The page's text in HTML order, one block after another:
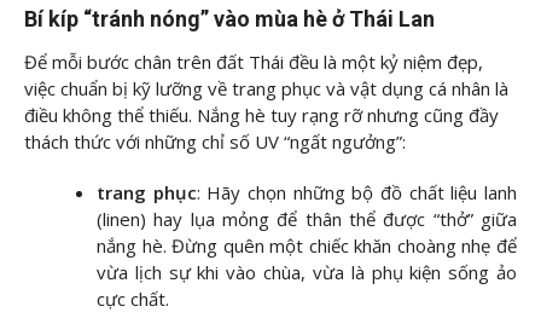
Bí kíp “tránh nóng” vào mùa hè ở Thái Lan
Để mỗi bước chân trên đất Thái đều là một kỷ niệm đẹp,
việc chuẩn bị kỹ lưỡng về trang phục và vật dụng cá nhân là
điều không thể thiếu. Nắng hè tuy rạng rỡ nhưng cũng đầy
thách thức với những chỉ số UV “ngất ngưởng”:
trang phục: Hãy chọn những bộ đồ chất liệu lanh
(linen) hay lụa mỏng để thân thể được “thở” giữa
nắng hè. Đừng quên một chiếc khăn choàng nhẹ để
vừa lịch sự khi vào chùa, vừa là phụ kiện sống ảo
cực chất.